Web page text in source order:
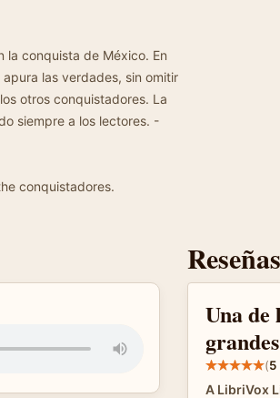
la conquista de México. En
las verdades, sin omitir
otros conquistadores. La
siempre a los lectores. -
conquistadores.
Reseñas
Una de
(5
A LibriVox